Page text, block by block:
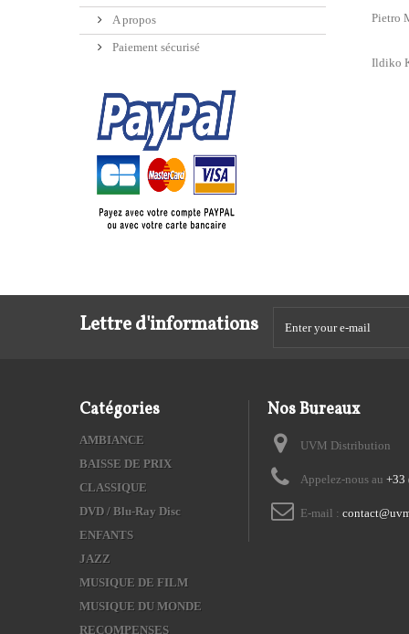
A propos
Paiement sécurisé
Pietro
Ildiko
Lettre d'informations
Catégories
AMBIANCE
BAISSE DE PRIX
CLASSIQUE
DVD / Blu-Ray Disc
ENFANTS
JAZZ
MUSIQUE DE FILM
MUSIQUE DU MONDE
RECOMPENSES
Nos Bureaux
UVM Distribution
Appelez-nous au +33
E-mail :